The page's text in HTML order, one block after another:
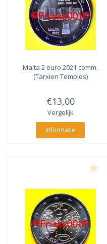
Malta 2 euro 2021 comm.
(Tarxien Temples)
€13,00
Vergelijk
Informatie